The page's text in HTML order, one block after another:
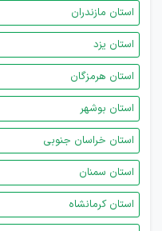
استان مازندران
استان یزد
استان هرمزگان
استان بوشهر
استان خراسان جنوبی
استان سمنان
استان کرمانشاه